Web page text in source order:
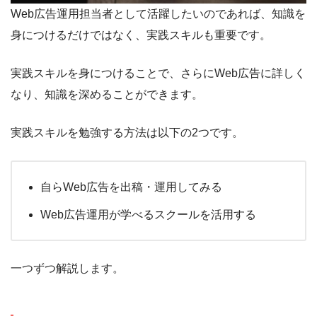
Web広告運用担当者として活躍したいのであれば、知識を
身につけるだけではなく、実践スキルも重要です。
実践スキルを身につけることで、さらにWeb広告に詳しく
なり、知識を深めることができます。
実践スキルを勉強する方法は以下の2つです。
自らWeb広告を出稿・運用してみる
Web広告運用が学べるスクールを活用する
一つずつ解説します。